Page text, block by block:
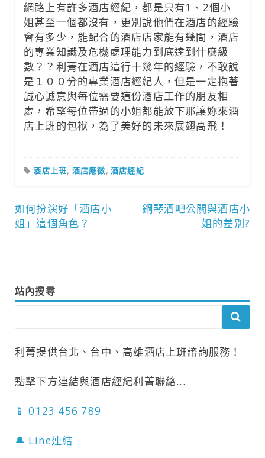
網路上有許多酒店經紀，都是只有1、2個小
姐甚至一個都沒有，更別說他們在酒店的經驗
會有多少，能配合的酒店店家能有幾間，酒店
的專業知識及危機處理能力到底達到什麼級
數？？利菁在酒店這行十幾年的經驗，不敢說
是１００分的專業酒店經紀人，但是一定抱著
誠心誠意與每位需要這份酒店工作的朋友相
處，希望每位帶過的小姐都能放下那讓妳來酒
店上班的包袱，為了美好的未來展翅高飛！
酒店上班, 酒店應徵, 酒店經紀
文
章
如何扮演好「酒店小
姐」這個角色？
鋼琴酒吧公關與酒店小
姐的差別?
站內搜尋
利菁提供台北、台中、高雄酒店上班諮詢服務！
點擊下方連結與酒店經紀利菁聯絡...
📱 0123 456 789
🔔 Line連結